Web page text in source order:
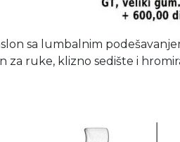
sa lumbalnim
za ruke, klizno sedište i